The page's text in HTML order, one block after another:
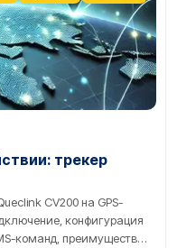
кражу.
на нашем
с GPS-Trace.
трекер
CV200 на GPS-
конфигурация
команд, преимущества